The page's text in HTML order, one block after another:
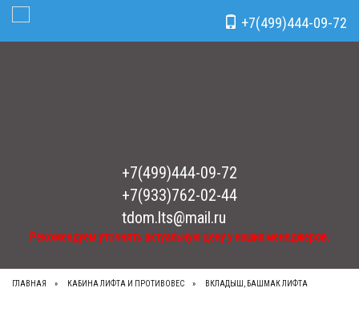
Рекомендуем уточнять актуальную цену у наших менеджеров.
+7(499)444-09-72
+7(933)762-02-44
tdom.lts@mail.ru
Рекомендуем уточнять актуальную цену у наших менеджеров.
+7(499)444-09-72
Toggle Navigation
ГЛАВНАЯ КАБИНА ЛИФТА И ПРОТИВОВЕС ВКЛАДЫШ, БАШМАК ЛИФТА